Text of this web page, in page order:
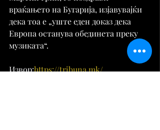
враќањето на Бугарија, изјавувајќи
дека тоа е „уште еден доказ дека
Европа останува обединета преку
музиката“.
Извор:https://tribuna.mk/